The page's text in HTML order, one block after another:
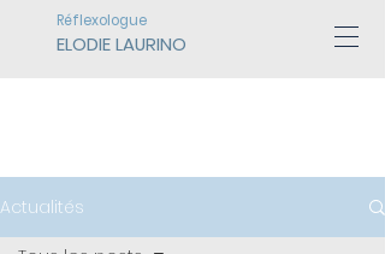
ELODIE LAURINO
Réflexologue
Actualités